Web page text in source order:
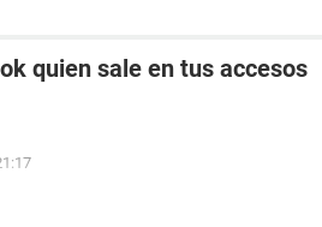
quien sale en tus accesos